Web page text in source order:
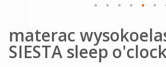
materac
SIESTA sleep
to
the
beginning